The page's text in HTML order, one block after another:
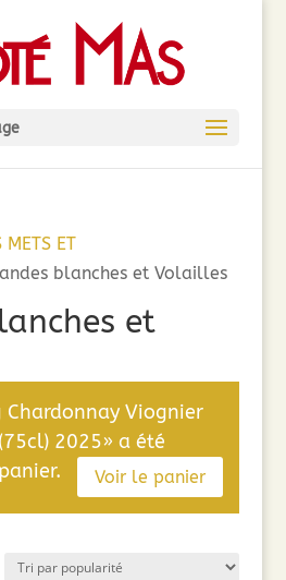
METS ET
blanches et Volailles
et
Chardonnay Viognier
2025» a été
Voir le panier